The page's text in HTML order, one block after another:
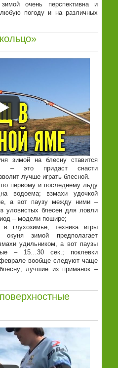
очень перспективна и
погоду и на различных
зимой на блесну ставится
– это придаст снасти
лучше играть блесной.
по первому и последнему льду
водоема; взмахи удочкой
а вот паузу между ними –
уловистых блесен для ловли
– модели пошире;
глухозимье, техника игры
зимой предполагает
удильником, а вот паузы
– 15…30 сек.; поклевки
феврале вообще следуют чаще
лучшие из приманок –